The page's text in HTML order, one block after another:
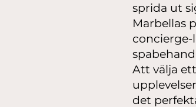
sprida ut
Marbellas
Att välja
det